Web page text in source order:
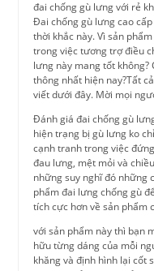
đai chống gù lưng với rẻ
Đai chống gù lưng cao
thời khắc này. Vì sản
trong việc tương trợ điều
lưng này mang tốt
thông nhất hiện nay?Tất
viết dưới đây. Mời mọi
Đánh giá đai chống gù
hiện trạng bị gù lưng ko
cạnh tranh trong việc
đau lưng, mệt mỏi và
những suy nghĩ đó những
phẩm đai lưng chống gù
tích cực hơn về sản phẩm
với sản phẩm này thì bạn
hữu từng dáng của mỗi
khăng và định hình lại cốt